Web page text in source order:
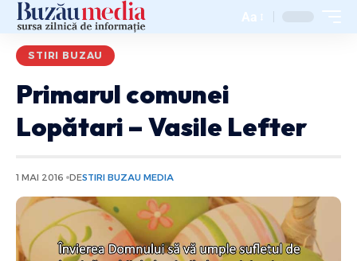
Aa
STIRI BUZAU
Primarul comunei
Lopătari – Vasile Lefter
1 MAI 2016 DESTIRI BUZAU MEDIA